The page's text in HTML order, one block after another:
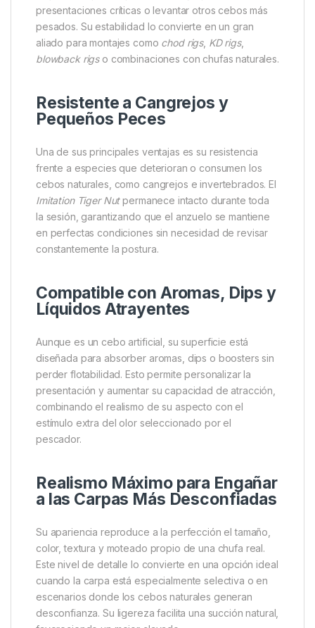
presionadas donde los peces están acostumbrados
a distinguir entre lo natural y lo artificial.
Flotabilidad Duradera y
Gracias a su fabricación con materiales de alta
calidad, este
flotabilidad que se mantiene estable durante horas.
Es perfecto para equilibrar montajes, crear
presentaciones críticas o levantar otros cebos más
pesados. Su estabilidad lo convierte en un gran
aliado para montajes como chod rigs,KD rigs,
blowback rigso combinaciones con chufas naturales.
Pequeños Peces
Una de sus principales ventajas es su resistencia
frente a especies que deterioran o consumen los
cebos naturales, como cangrejos e invertebrados. El
Imitation Tiger Nut permanece intacto durante toda
la sesión, garantizando que el anzuelo se mantiene
en perfectas condiciones sin necesidad de revisar
constantemente la postura.
Líquidos Atrayentes
Aunque es un cebo artificial, su superficie está
diseñada para absorber aromas, dips o boosters sin
perder flotabilidad. Esto permite personalizar la
presentación y aumentar su capacidad de atracción,
combinando el realismo de su aspecto con el
estímulo extra del olor seleccionado por el
pescador.